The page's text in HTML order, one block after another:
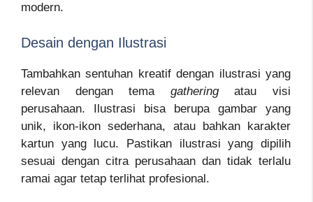
modern.
Desain dengan Ilustrasi
Tambahkan sentuhan kreatif dengan ilustrasi yang
relevan dengan tema gatheringatau visi
perusahaan. Ilustrasi bisa berupa gambar yang
unik, ikon-ikon sederhana, atau bahkan karakter
kartun yang lucu. Pastikan ilustrasi yang dipilih
sesuai dengan citra perusahaan dan tidak terlalu
ramai agar tetap terlihat profesional.